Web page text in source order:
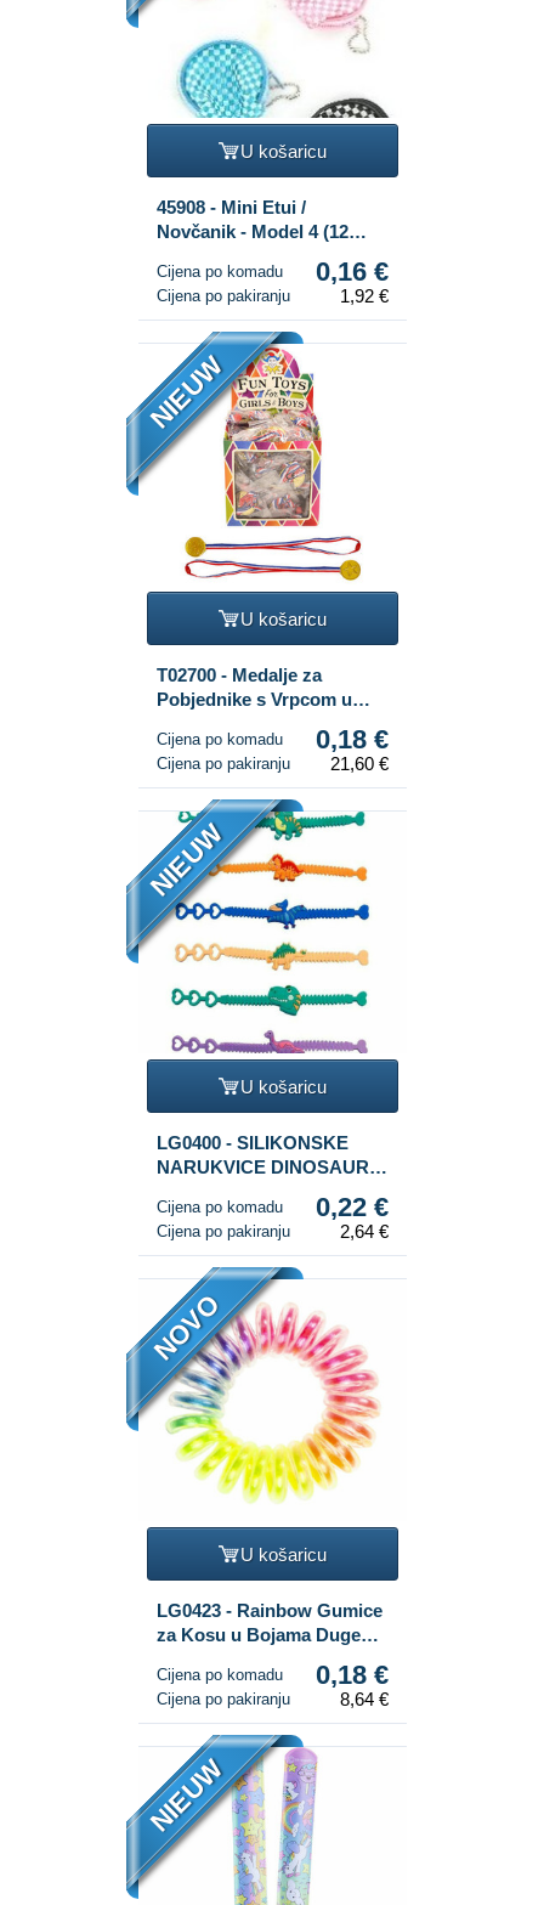
U košaricu
45908 - Mini Etui /
Novčanik - Model 4 (12
Cijena po komadu 0,16 €
Cijena po pakiranju 1,92 €
NIEUW
U košaricu
T02700 - Medalje za
Pobjednike s Vrpcom u
Cijena po komadu 0,18 €
Cijena po pakiranju 21,60 €
NIEUW
U košaricu
LG0400 - SILIKONSKE
NARUKVICE DINOSAURI
Cijena po komadu 0,22 €
Cijena po pakiranju 2,64 €
NOVO
U košaricu
LG0423 - Rainbow Gumice
za Kosu u Bojama Duge
Cijena po komadu 0,18 €
Cijena po pakiranju 8,64 €
NIEUW